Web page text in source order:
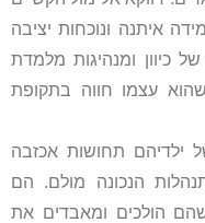
איתנה ונוכחות יציבה
כיוון ומנהיגות מלמדת
עצמו חווה בתקופת
ילדיהם תחושות אכזבה
הנכונה מולם. הם
הולכים ומאבדים את